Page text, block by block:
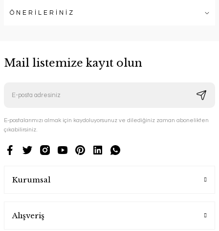
ÖNERİLERİNİZ
Mail listemize kayıt olun
E-postalarımızı almak için kaydoluyorsunuz ve dilediğiniz zaman abonelikten
çıkabilirsiniz.
Kurumsal
Alışveriş